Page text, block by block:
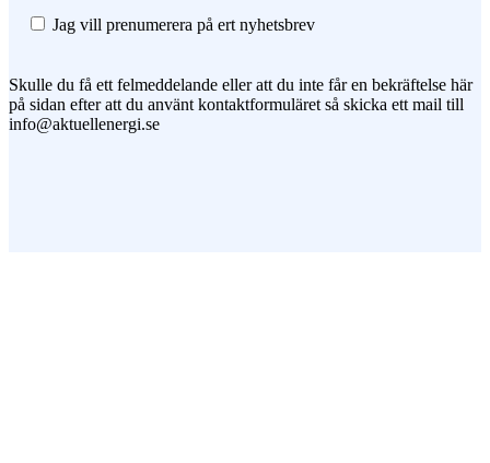
Jag vill prenumerera på ert nyhetsbrev
Skulle du få ett felmeddelande eller att du inte får en bekräftelse här
på sidan efter att du använt kontaktformuläret så skicka ett mail till
info@aktuellenergi.se